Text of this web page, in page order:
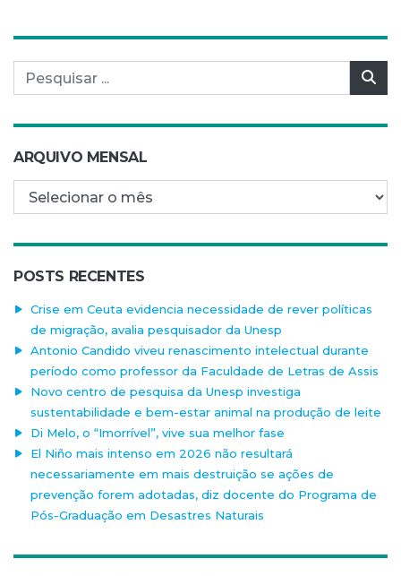
Pesquisar por:
ARQUIVO MENSAL
Arquivo mensal
POSTS RECENTES
Crise em Ceuta evidencia necessidade de rever políticas
de migração, avalia pesquisador da Unesp
Antonio Candido viveu renascimento intelectual durante
período como professor da Faculdade de Letras de Assis
Novo centro de pesquisa da Unesp investiga
sustentabilidade e bem-estar animal na produção de leite
Di Melo, o “Imorrível”, vive sua melhor fase
El Niño mais intenso em 2026 não resultará
necessariamente em mais destruição se ações de
prevenção forem adotadas, diz docente do Programa de
Pós-Graduação em Desastres Naturais